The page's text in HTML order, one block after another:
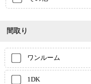
間取り
ワンルーム
1DK